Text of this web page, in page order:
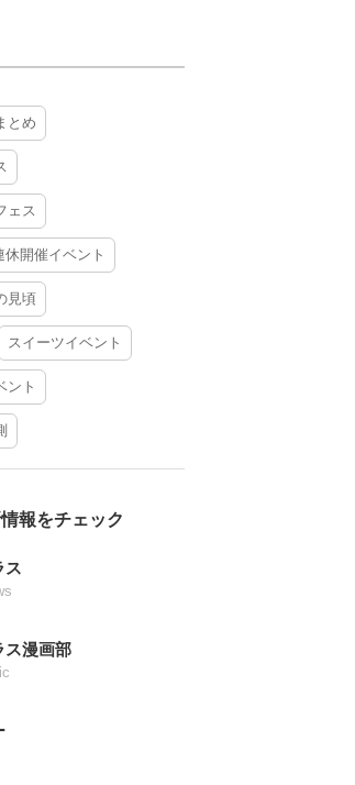
とめ
ェス
開催イベント
見頃
スイーツイベント
ント
報をチェック
ス
ス漫画部